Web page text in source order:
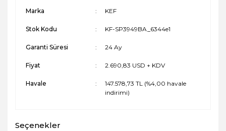
Marka KEF
Stok Kodu KF-SP3949BA_6344e1
Garanti Süresi 24 Ay
Fiyat 2.690,83 USD + KDV
Havale
147.578,73 TL (%4,00 havale
indirimi)
Seçenekler